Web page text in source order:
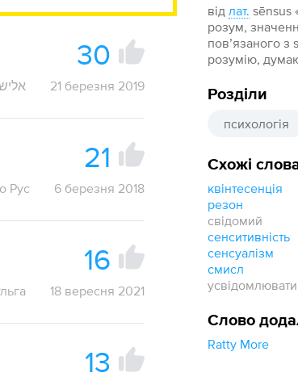
від лат. sēnsus
розум,
пов’язаного з
розумію,
Розділи
психологія
Схожі
квінтесенція
резон
свідомий
сенситивність
сенсуалізм
смисл
усвідомлювати
Слово
Ratty More
30
21 березня 2019
21
Рус 6 березня 2018
16
18 вересня 2021
13